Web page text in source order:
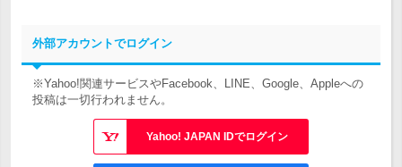
外部アカウントでログイン
※Yahoo!関連サービスやFacebook、LINE、Google、Appleへの
投稿は一切行われません。
Yahoo! JAPAN IDでログイン